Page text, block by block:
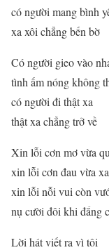
có người mang bình
xa xôi chẳng bến bờ
Có người gieo vào
tình ấm nóng không
có người đi thật xa
thật xa chẳng trở về
Xin lỗi cơn mơ vừa
xin lỗi cơn đau vừa
xin lỗi nỗi vui còn
nụ cười đôi khi đắng
Lời hát viết ra vì tôi